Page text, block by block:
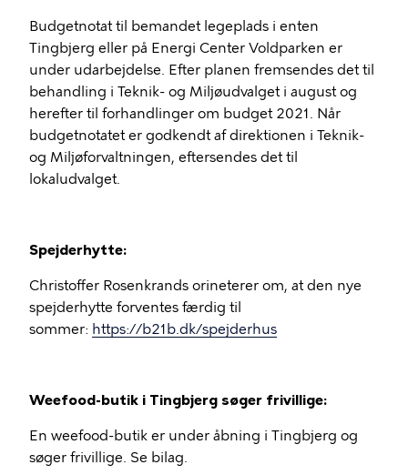
Budgetnotat til bemandet legeplads i enten
Tingbjerg eller på Energi Center Voldparken er
under udarbejdelse. Efter planen fremsendes det til
behandling i Teknik- og Miljøudvalget i august og
herefter til forhandlinger om budget 2021. Når
budgetnotatet er godkendt af direktionen i Teknik-
og Miljøforvaltningen, eftersendes det til
lokaludvalget.
Spejderhytte:
Christoffer Rosenkrands orineterer om, at den nye
spejderhytte forventes færdig til
sommer: https://b21b.dk/spejderhus
Weefood-butik i Tingbjerg søger frivillige:
En weefood-butik er under åbning i Tingbjerg og
søger frivillige. Se bilag.